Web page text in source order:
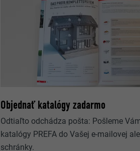
Objednať katalógy zadarmo
Odtiaľto odchádza pošta: Pošleme
katalógy PREFA do Vašej e-mailovej
schránky.
webovú